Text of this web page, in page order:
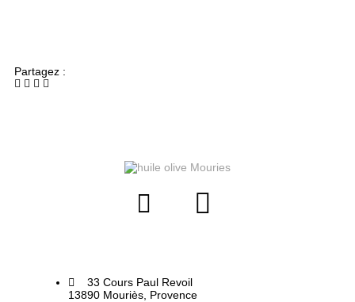
Partagez :
33 Cours Paul Revoil
13890 Mouriès, Provence